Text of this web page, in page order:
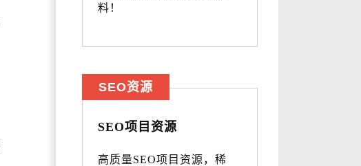
料！
SEO项目资源
高质量SEO项目资源，稀
SEO资源